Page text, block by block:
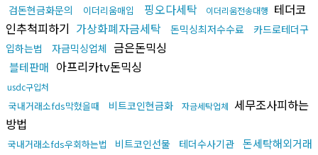
검돈현금화문의 이더리움매입 핑오다세탁 이더리움전송대행 테더코
인추척피하기 가상화폐자금세탁 돈믹싱최저수수료
카드로테더구
입하는법
자금믹싱업체 금은돈믹싱
블테판매 아프리카tv돈믹싱
usdc구입처
국내거래소fds막혔을때 비트코인현금화 자금세탁업체 세무조사피하는
방법
국내거래소fds우회하는법 비트코인선물 테더수사기관 돈세탁해외거래